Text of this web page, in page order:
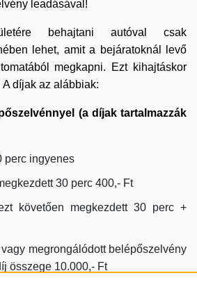
leadásával!
behajtani autóval csak
lehet, amit a bejáratoknál levő
megkapni. Ezt kihajtáskor
díjak az alábbiak:
(a díjak tartalmazzák
perc ingyenes
30 perc 400,- Ft
követően megkezdett 30 perc +
megrongálódott belépőszelvény
összege 10.000,- Ft